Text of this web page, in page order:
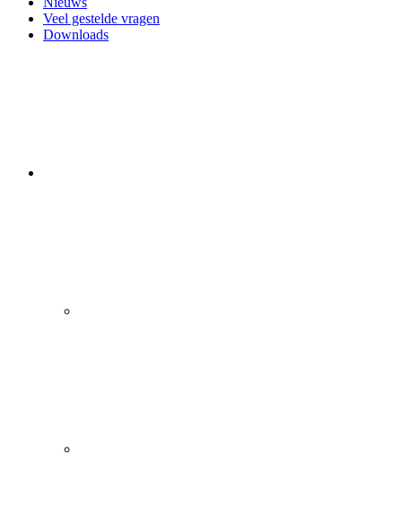
Veel gestelde vragen
Downloads